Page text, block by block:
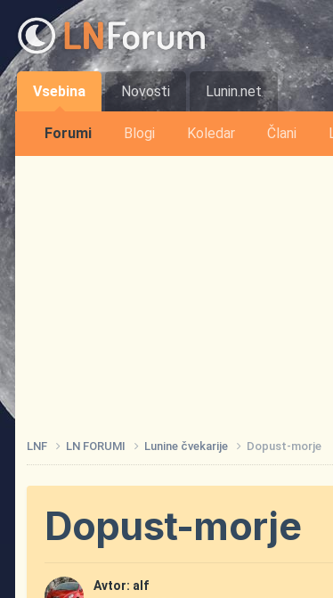
Vsebina
Forumi Blogi Koledar Člani
Novosti Lunin.net
LNF LN FORUMI Lunine čvekarije Dopust-morje
Dopust-morje
Avtor: alf